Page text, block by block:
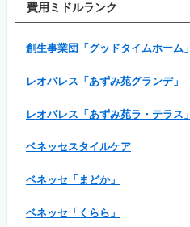
費用ミドルランク
創生事業団「グッドタイムホーム」
レオパレス「あずみ苑グランデ」
レオパレス「あずみ苑ラ・テラス」
ベネッセスタイルケア
ベネッセ「まどか」
ベネッセ「くらら」